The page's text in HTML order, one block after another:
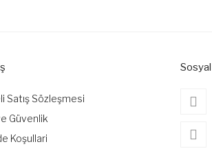
Satış Sözleşmesi
Güvenlik
Koşullari